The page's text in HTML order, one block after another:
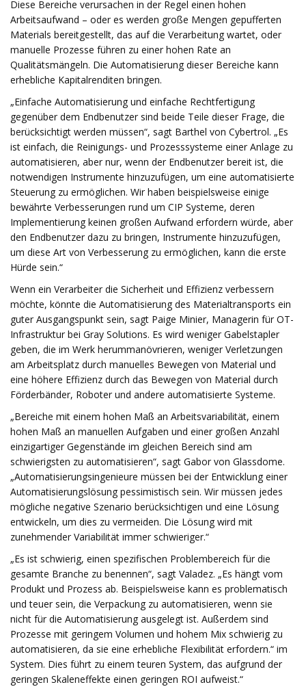
Diese Bereiche verursachen in der Regel einen hohen
Arbeitsaufwand – oder es werden große Mengen gepufferten
Materials bereitgestellt, das auf die Verarbeitung wartet, oder
manuelle Prozesse führen zu einer hohen Rate an
Qualitätsmängeln. Die Automatisierung dieser Bereiche kann
erhebliche Kapitalrenditen bringen.
„Einfache Automatisierung und einfache Rechtfertigung
gegenüber dem Endbenutzer sind beide Teile dieser Frage, die
berücksichtigt werden müssen“, sagt Barthel von Cybertrol. „Es
ist einfach, die Reinigungs- und Prozesssysteme einer Anlage zu
automatisieren, aber nur, wenn der Endbenutzer bereit ist, die
notwendigen Instrumente hinzuzufügen, um eine automatisierte
Steuerung zu ermöglichen. Wir haben beispielsweise einige
bewährte Verbesserungen rund um CIP Systeme, deren
Implementierung keinen großen Aufwand erfordern würde, aber
den Endbenutzer dazu zu bringen, Instrumente hinzuzufügen,
um diese Art von Verbesserung zu ermöglichen, kann die erste
Hürde sein.“
Wenn ein Verarbeiter die Sicherheit und Effizienz verbessern
möchte, könnte die Automatisierung des Materialtransports ein
guter Ausgangspunkt sein, sagt Paige Minier, Managerin für OT-
Infrastruktur bei Gray Solutions. Es wird weniger Gabelstapler
geben, die im Werk herummanövrieren, weniger Verletzungen
am Arbeitsplatz durch manuelles Bewegen von Material und
eine höhere Effizienz durch das Bewegen von Material durch
Förderbänder, Roboter und andere automatisierte Systeme.
„Bereiche mit einem hohen Maß an Arbeitsvariabilität, einem
hohen Maß an manuellen Aufgaben und einer großen Anzahl
einzigartiger Gegenstände im gleichen Bereich sind am
schwierigsten zu automatisieren“, sagt Gabor von Glassdome.
„Automatisierungsingenieure müssen bei der Entwicklung einer
Automatisierungslösung pessimistisch sein. Wir müssen jedes
mögliche negative Szenario berücksichtigen und eine Lösung
entwickeln, um dies zu vermeiden. Die Lösung wird mit
zunehmender Variabilität immer schwieriger.“
„Es ist schwierig, einen spezifischen Problembereich für die
gesamte Branche zu benennen“, sagt Valadez. „Es hängt vom
Produkt und Prozess ab. Beispielsweise kann es problematisch
und teuer sein, die Verpackung zu automatisieren, wenn sie
nicht für die Automatisierung ausgelegt ist. Außerdem sind
Prozesse mit geringem Volumen und hohem Mix schwierig zu
automatisieren, da sie eine erhebliche Flexibilität erfordern.“ im
System. Dies führt zu einem teuren System, das aufgrund der
geringen Skaleneffekte einen geringen ROI aufweist.“